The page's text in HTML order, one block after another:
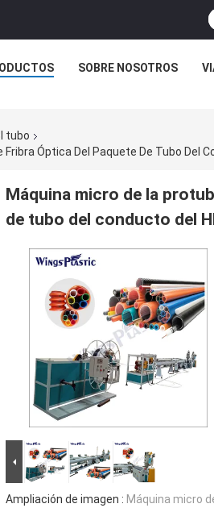
SOBRE NOSOTROS
tubo
Óptica Del Paquete De Tubo Del
Máquina micro de la
de tubo del conducto del
Ampliación de imagen : Máquina micro